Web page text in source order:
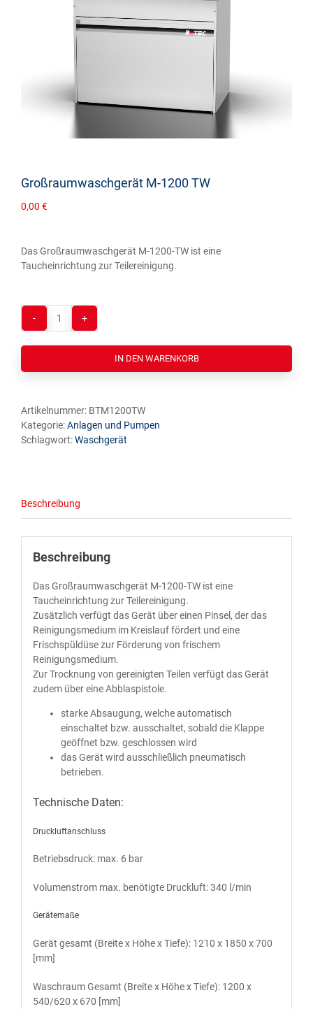
Großraumwaschgerät M‑1200 TW
0,00 €
Das Großraumwaschgerät M-1200-TW ist eine
Taucheinrichtung zur Teilereinigung.
Großraumwaschgerät
IN DEN WARENKORB
Artikelnummer: BTM1200TW
Kategorie:Anlagen und Pumpen
Schlagwort:Waschgerät
Beschreibung
Beschreibung
Das Groß­raum­wasch­ge­rät M‑1200-TW ist eine
Tauch­ein­rich­tung zur Teilereinigung.
Zusätz­lich ver­fügt das Gerät über einen Pin­sel, der das
Rei­ni­gungs­me­di­um im Kreis­lauf för­dert und eine
Frisch­spül­dü­se zur För­de­rung von fri­schem
Reinigungsmedium.
Zur Trock­nung von gerei­nig­ten Tei­len ver­fügt das Gerät
zudem über eine Abblaspistole.
star­ke Absau­gung, wel­che auto­ma­tisch
ein­schal­tet bzw. aus­schal­tet, sobald die Klap­pe
geöff­net bzw. geschlos­sen wird
das Gerät wird aus­schließ­lich pneu­ma­tisch
betrieben.
Technische Daten:
Druckluftanschluss
Betriebs­druck: max. 6 bar
Volu­men­strom max. benö­tig­te Druck­luft: 340 l/min
Gerätemaße
Gerät gesamt (Brei­te x Höhe x Tie­fe): 1210 x 1850 x 700
[mm]
Wasch­raum Gesamt (Brei­te x Höhe x Tie­fe): 1200 x
540/620 x 670 [mm]